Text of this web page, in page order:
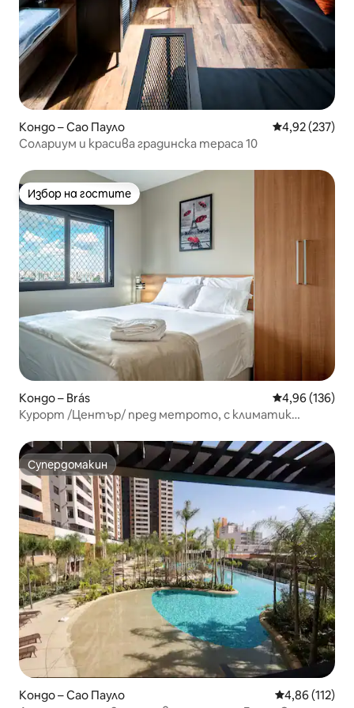
Кондо – Сао Пауло Средна
4,92 (237)
Солариум и красива градинска тераса 10
Избор на гостите
Избор на гостите
Кондо – Brás Средна
4,96 (136)
Курорт /Център/ пред метрото, с климатик
Супердомакин
Супердомакин
Кондо – Сао Пауло Средна
4,86 (112)